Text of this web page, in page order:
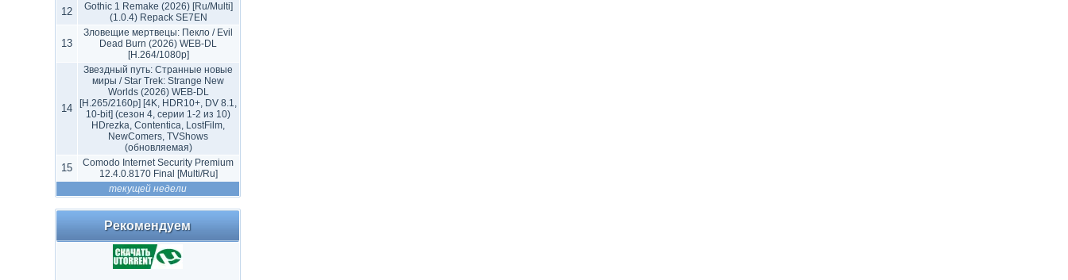
12
Gothic 1 Remake (2026) [Ru/Multi]
(1.0.4) Repack SE7EN
13
Зловещие мертвецы: Пекло / Evil
Dead Burn (2026) WEB-DL
[H.264/1080p]
14
Звездный путь: Странные новые
миры / Star Trek: Strange New
Worlds (2026) WEB-DL
[H.265/2160p] [4K, HDR10+, DV 8.1,
10-bit] (сезон 4, серии 1-2 из 10)
HDrezka, Contentica, LostFilm,
NewComers, TVShows
(обновляемая)
15
Comodo Internet Security Premium
12.4.0.8170 Final [Multi/Ru]
текущей недели
Рекомендуем